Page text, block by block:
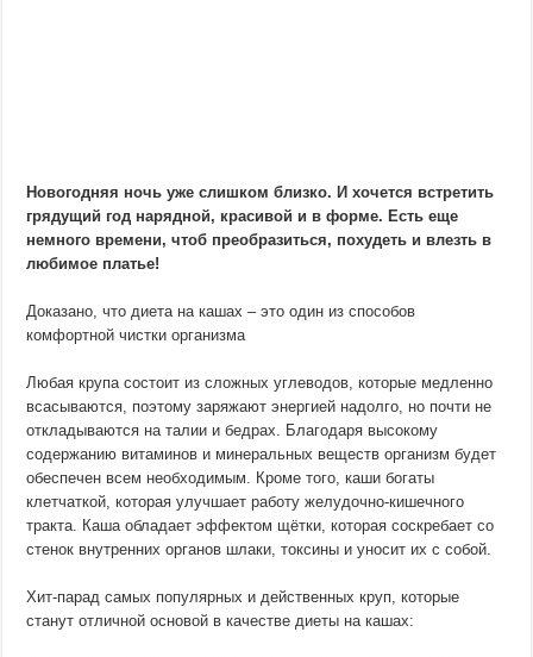
Новогодняя ночь уже слишком близко. И хочется встретить
грядущий год нарядной, красивой и в форме. Есть еще
немного времени, чтоб преобразиться, похудеть и влезть в
любимое платье!
Доказано, что диета на кашах – это один из способов
комфортной чистки организма
Любая крупа состоит из сложных углеводов, которые медленно
всасываются, поэтому заряжают энергией надолго, но почти не
откладываются на талии и бедрах. Благодаря высокому
содержанию витаминов и минеральных веществ организм будет
обеспечен всем необходимым. Кроме того, каши богаты
клетчаткой, которая улучшает работу желудочно-кишечного
тракта. Каша обладает эффектом щётки, которая соскребает со
стенок внутренних органов шлаки, токсины и уносит их с собой.
Хит-парад самых популярных и действенных круп, которые
станут отличной основой в качестве диеты на кашах: